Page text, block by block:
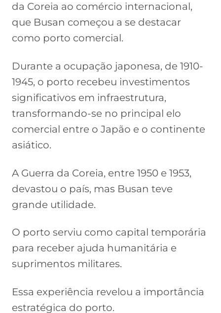
da Coreia ao comércio internacional,
que Busan começou a se destacar
como porto comercial.
Durante a ocupação japonesa, de 1910-
1945, o porto recebeu investimentos
significativos em infraestrutura,
transformando-se no principal elo
comercial entre o Japão e o continente
asiático.
A Guerra da Coreia, entre 1950 e 1953,
devastou o país, mas Busan teve
grande utilidade.
O porto serviu como capital temporária
para receber ajuda humanitária e
suprimentos militares.
Essa experiência revelou a importância
estratégica do porto.